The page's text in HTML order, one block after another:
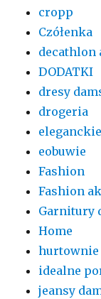
cropp
Czółenka
decathlon
DODATKI
dresy
drogeria
eobuwie
Fashion
Fashion
Garnitury
Home
hurtownie
idealne
jeansy